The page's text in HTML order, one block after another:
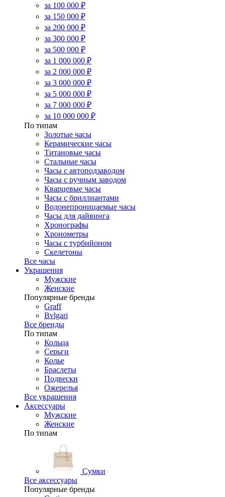
за 100 000 ₽
за 150 000 ₽
за 200 000 ₽
за 300 000 ₽
за 500 000 ₽
за 1 000 000 ₽
за 2 000 000 ₽
за 3 000 000 ₽
за 5 000 000 ₽
за 7 000 000 ₽
за 10 000 000 ₽
По типам
Золотые часы
Керамические часы
Титановые часы
Стальные часы
Часы с автоподзаводом
Часы с ручным заводом
Кварцевые часы
Часы с бриллиантами
Водонепроницаемые часы
Часы для дайвинга
Хронографы
Хронометры
Часы с турбийоном
Скелетоны
Все часы
Украшения
Мужские
Женские
Популярные бренды
Graff
Bvlgari
Все бренды
По типам
Кольца
Серьги
Колье
Браслеты
Подвески
Ожерелья
Все украшения
Аксессуары
Мужские
Женские
По типам
Сумки
Все аксессуары
Популярные бренды